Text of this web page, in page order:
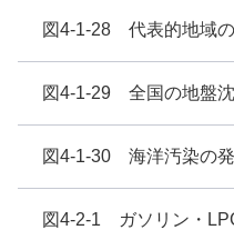
図4-1-28 代表的地域
図4-1-29 全国の地盤沈
図4-1-30 海洋汚染の
図4-2-1 ガソリン・